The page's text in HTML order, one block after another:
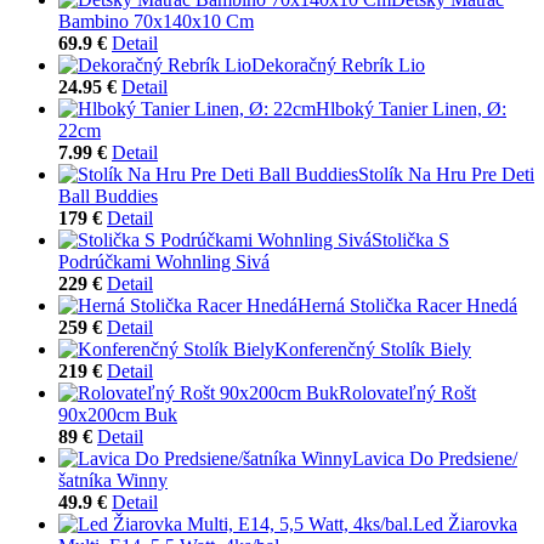
Bambino 70x140x10 Cm
69.9 € Detail
Dekoračný Rebrík Lio
24.95 € Detail
Hlboký Tanier Linen, Ø:
22cm
7.99 € Detail
Stolík Na Hru Pre Deti
Ball Buddies
179 € Detail
Stolička S
Podrúčkami Wohnling Sivá
229 € Detail
Herná Stolička Racer Hnedá
259 € Detail
Konferenčný Stolík Biely
219 € Detail
Rolovateľný Rošt
90x200cm Buk
89 € Detail
Lavica Do Predsiene/
šatníka Winny
49.9 € Detail
Led Žiarovka